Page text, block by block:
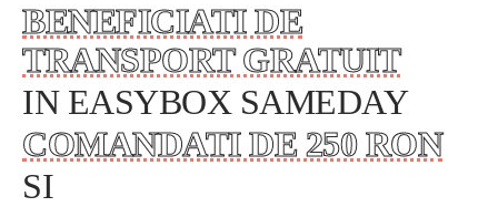
BENEFICIATI DE
TRANSPORT GRATUIT
IN EASYBOX SAMEDAY
COMANDATI DE 250 RON
SI